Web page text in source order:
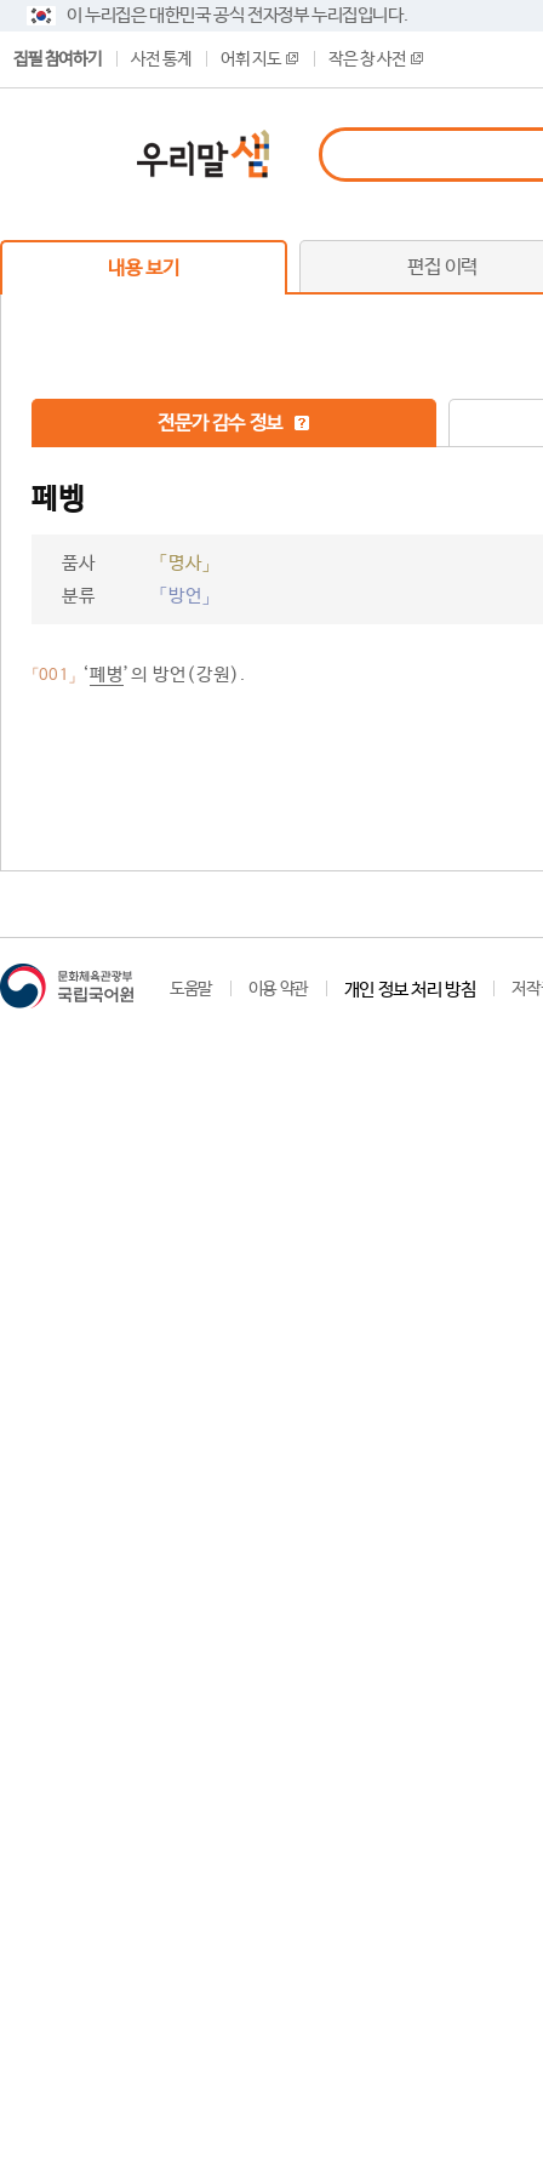
이 누리집은 대한민국 공식 전자정부 누리집입니다.
집필 참여하기 사전 통계 어휘 지도 작은 창 사전
내용 보기 편집 이력
전문가 감수 정보
페벵
품사
「명사」
분류
「방언」
「001」 ‘폐병’의 방언(강원).
도움말 이용 약관 개인 정보 처리 방침 저